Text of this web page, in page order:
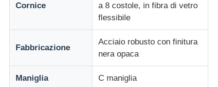
Cornice
a 8 costole, in fibra di vetro
flessibile
Fabbricazione
Acciaio robusto con finitura
nera opaca
Maniglia C maniglia